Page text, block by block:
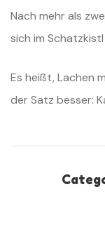
Nach mehr als
sich im
Es heißt, Lachen
der Satz besser: